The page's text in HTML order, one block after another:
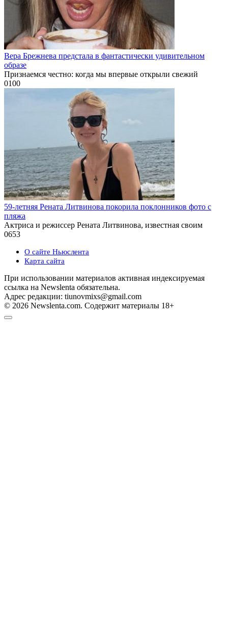
Вера Брежнева предстала в фантастически удивительном
образе
Признаемся честно: когда мы впервые открыли свежий
0100
59-летняя Рената Литвинова покорила поклонников фото с
пляжа
Актриса и режиссер Рената Литвинова, известная своим
0653
О сайте Ньюслента
Карта сайта
При использовании материалов активная индексируемая
ссылка на Newslenta обязательна.
Адрес редакции: tiunovmixs@gmail.com
© 2026 Newslenta.com. Содержит материалы 18+